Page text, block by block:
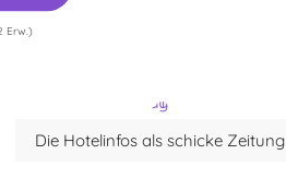
Erw.)
Die Hotelinfos als schicke Zeitung